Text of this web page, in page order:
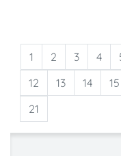
1 2 3 4
12
13 14 15
21